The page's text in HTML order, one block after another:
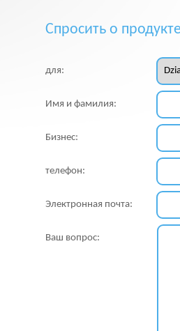
Спросить о продукте
для:
Имя и фамилия:
Бизнес:
телефон:
Электронная почта:
Ваш вопрос: